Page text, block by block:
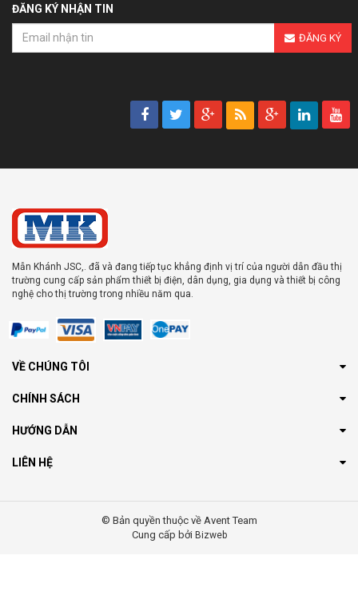
ĐĂNG KÝ NHẬN TIN
ĐĂNG KÝ
Mẫn Khánh JSC,. đã và đang tiếp tục khẳng định vị trí của người dẫn đầu thị
trường cung cấp sản phẩm thiết bị điện, dân dụng, gia dụng và thiết bị công
nghệ cho thị trường trong nhiều năm qua.
VỀ CHÚNG TÔI
CHÍNH SÁCH
HƯỚNG DẪN
LIÊN HỆ
© Bản quyền thuộc về Avent Team
Cung cấp bởi Bizweb